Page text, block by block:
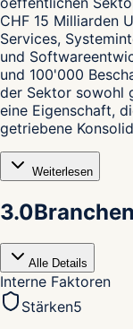
CHF 15 Milliarden
Services,
und
und 100'000
der Sektor sowohl
eine Eigenschaft,
getriebene
Weiterlesen
3.0
Alle Details
Interne Faktoren
Stärken5